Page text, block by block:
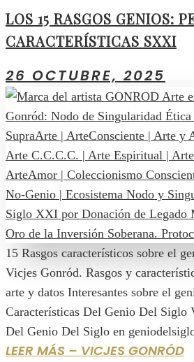
LOS 15 RASGOS GENIOS:
CARACTERÍSTICAS SXXI
26 OCTUBRE, 2025
15 Rasgos característicos sobre el
Vicjes Gonród. Rasgos y
arte y datos Interesantes sobre el
Características Del Genio Del Siglo
Del Genio Del Siglo en
LEER MÁS – VICJES GONRÓD